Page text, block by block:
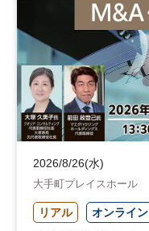
参加無料 土日祝開催
2026/8/26(水)
大手町プレイスホール
リアル オンライン